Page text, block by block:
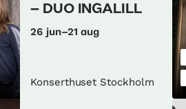
– DUO INGALILL
26 jun–21 aug
Konserthuset Stockholm